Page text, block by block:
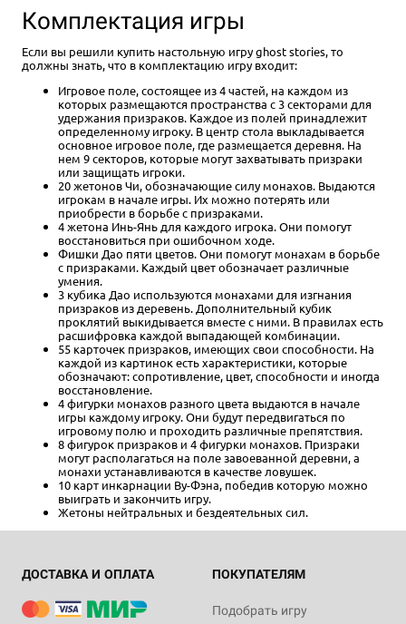
Комплектация игры
Если вы решили купить настольную игру ghost stories, то
должны знать, что в комплектацию игру входит:
Игровое поле, состоящее из 4 частей, на каждом из
которых размещаются пространства с 3 секторами для
удержания призраков. Каждое из полей принадлежит
определенному игроку. В центр стола выкладывается
основное игровое поле, где размещается деревня. На
нем 9 секторов, которые могут захватывать призраки
или защищать игроки.
20 жетонов Чи, обозначающие силу монахов. Выдаются
игрокам в начале игры. Их можно потерять или
приобрести в борьбе с призраками.
4 жетона Инь-Янь для каждого игрока. Они помогут
восстановиться при ошибочном ходе.
Фишки Дао пяти цветов. Они помогут монахам в борьбе
с призраками. Каждый цвет обозначает различные
умения.
3 кубика Дао используются монахами для изгнания
призраков из деревень. Дополнительный кубик
проклятий выкидывается вместе с ними. В правилах есть
расшифровка каждой выпадающей комбинации.
55 карточек призраков, имеющих свои способности. На
каждой из картинок есть характеристики, которые
обозначают: сопротивление, цвет, способности и иногда
восстановление.
4 фигурки монахов разного цвета выдаются в начале
игры каждому игроку. Они будут передвигаться по
игровому полю и проходить различные препятствия.
8 фигурок призраков и 4 фигурки монахов. Призраки
могут располагаться на поле завоеванной деревни, а
монахи устанавливаются в качестве ловушек.
10 карт инкарнации Ву-Фэна, победив которую можно
выиграть и закончить игру.
Жетоны нейтральных и бездеятельных сил.
ДОСТАВКА И ОПЛАТА ПОКУПАТЕЛЯМ
Подобрать игру